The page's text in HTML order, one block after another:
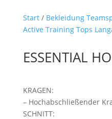
Start/ Bekleidung
Active Training Tops
ESSENTIAL
KRAGEN:
– Hochabschließender
SCHNITT: